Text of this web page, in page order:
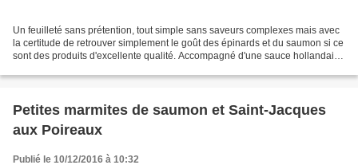
Un feuilleté sans prétention, tout simple sans saveurs complexes mais avec
la certitude de retrouver simplement le goût des épinards et du saumon si ce
sont des produits d'excellente qualité. Accompagné d'une sauce hollandaise
Petites marmites de saumon et Saint-Jacques
aux Poireaux
Publié le 10/12/2016 à 10:32